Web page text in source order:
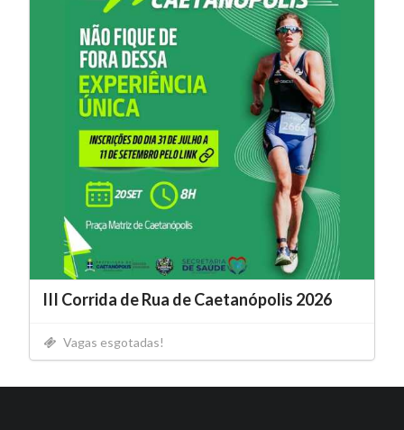
III Corrida de Rua de Caetanópolis 2026
Vagas esgotadas!